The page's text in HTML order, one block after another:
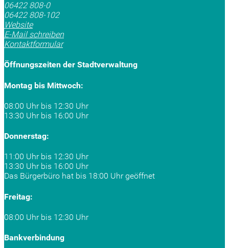
06422 808-0
06422 808-102
Website
E-Mail schreiben
Kontaktformular
Öffnungszeiten der Stadtverwaltung
Montag bis Mittwoch:
08:00 Uhr bis 12:30 Uhr
13:30 Uhr bis 16:00 Uhr
Donnerstag:
11:00 Uhr bis 12:30 Uhr
13:30 Uhr bis 16:00 Uhr
Das Bürgerbüro hat bis 18:00 Uhr geöffnet
Freitag:
08:00 Uhr bis 12:30 Uhr
Bankverbindung